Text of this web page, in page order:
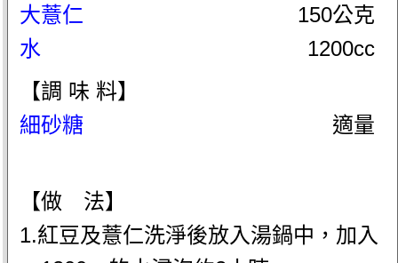
大薏仁
150公克
水
1200cc
【調 味 料】
細砂糖
適量
【做 法】
1.紅豆及薏仁洗淨後放入湯鍋中，加入